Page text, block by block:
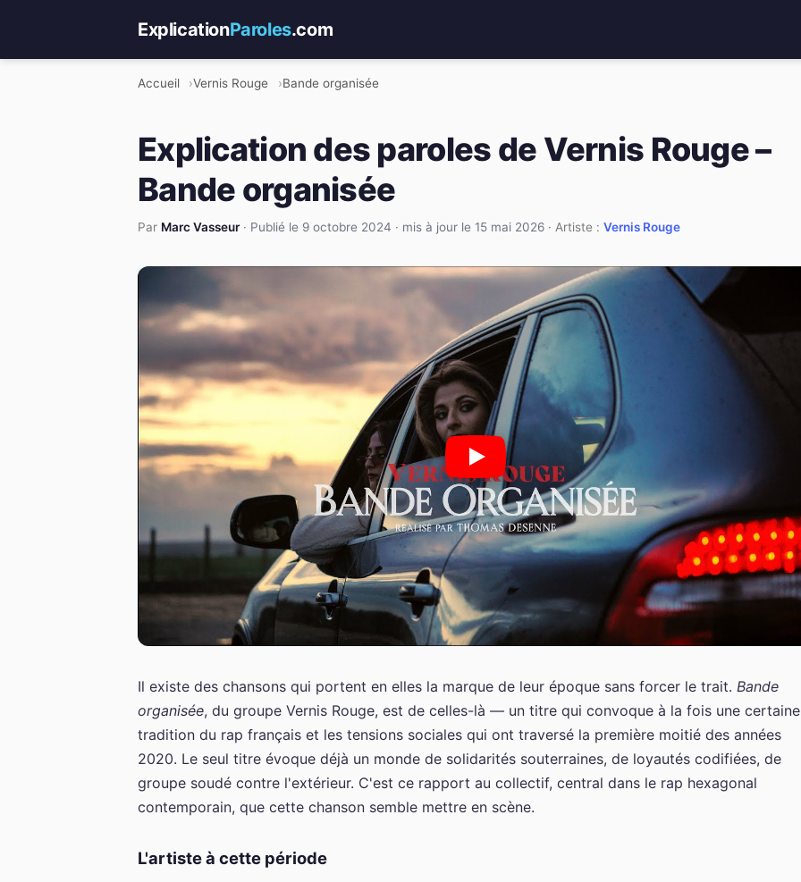
ExplicationParoles.com
Accueil Vernis Rouge Bande organisée
Explication des paroles de Vernis Rouge –
Bande organisée
Par Marc Vasseur· Publié le 9 octobre 2024 · mis à jour le 15 mai 2026 · Artiste : Vernis Rouge
Il existe des chansons qui portent en elles la marque de leur époque sans forcer le trait. Bande
organisée, du groupe Vernis Rouge, est de celles-là — un titre qui convoque à la fois une certaine
tradition du rap français et les tensions sociales qui ont traversé la première moitié des années
2020. Le seul titre évoque déjà un monde de solidarités souterraines, de loyautés codifiées, de
groupe soudé contre l'extérieur. C'est ce rapport au collectif, central dans le rap hexagonal
contemporain, que cette chanson semble mettre en scène.
L'artiste à cette période